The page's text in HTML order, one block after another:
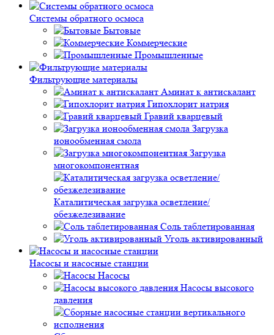
Системы обратного осмоса
Бытовые
Коммерческие
Промышленные
Фильтрующие материалы
Аминат к антискалант
Гипохлорит натрия
Гравий кварцевый
Загрузка
ионообменная смола
Загрузка
многокомпонентная
Каталитическая загрузка осветление/
обезжелезивание
Соль таблетированная
Уголь активированный
Насосы и насосные станции
Насосы
Насосы высокого
давления